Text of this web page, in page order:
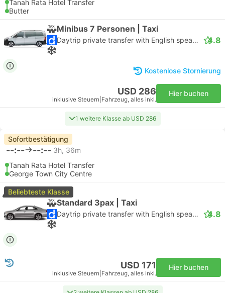
Tanah Rata Hotel Transfer
Butter
Minibus 7 Personen | Taxi
Daytrip private transfer with English speaking driver 4.8
Kostenlose Stornierung
USD 286
inklusive Steuern Fahrzeug, alles inkl.
Hier buchen
1 weitere Klasse ab USD 286
Sofortbestätigung
--:-- --:-- 3h, 36m
Tanah Rata Hotel Transfer
George Town City Centre
Beliebteste Klasse
Standard 3pax | Taxi
Daytrip private transfer with English speaking driver 4.8
USD 171
inklusive Steuern Fahrzeug, alles inkl.
Hier buchen